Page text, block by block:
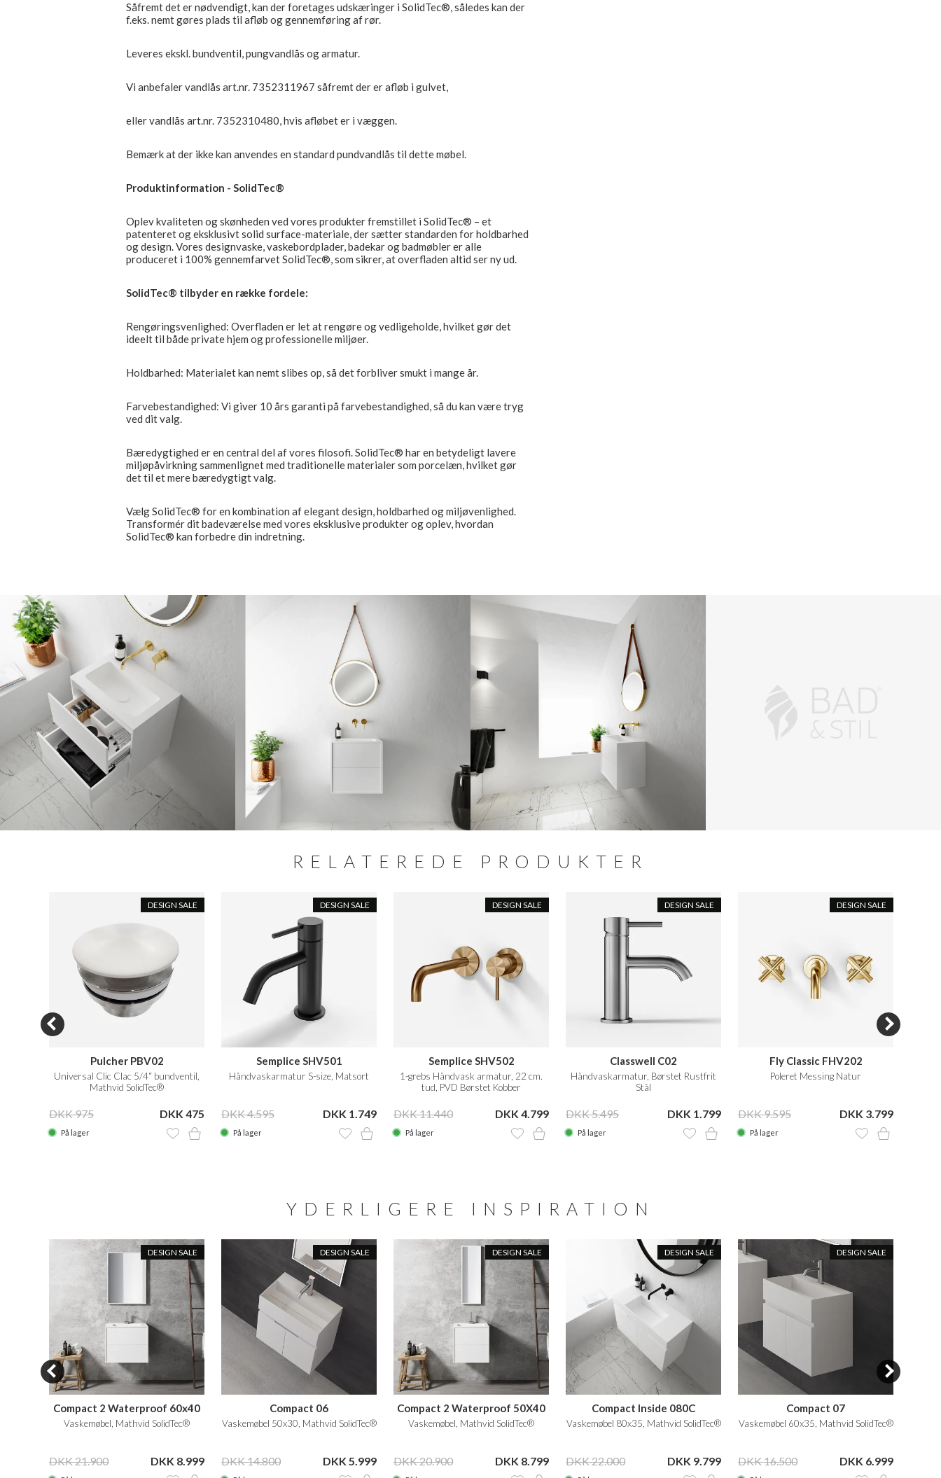
Såfremt det er nødvendigt, kan der foretages udskæringer i SolidTec®, således kan der
f.eks. nemt gøres plads til afløb og gennemføring af rør.
Leveres ekskl. bundventil, pungvandlås og armatur.
Vi anbefaler vandlås art.nr. 7352311967 såfremt der er afløb i gulvet,
eller vandlås art.nr. 7352310480, hvis afløbet er i væggen.
Bemærk at der ikke kan anvendes en standard pundvandlås til dette møbel.
Produktinformation - SolidTec®
Oplev kvaliteten og skønheden ved vores produkter fremstillet i SolidTec® – et
patenteret og eksklusivt solid surface-materiale, der sætter standarden for holdbarhed
og design. Vores designvaske, vaskebordplader, badekar og badmøbler er alle
produceret i 100% gennemfarvet SolidTec®, som sikrer, at overfladen altid ser ny ud.
SolidTec® tilbyder en række fordele:
Rengøringsvenlighed: Overfladen er let at rengøre og vedligeholde, hvilket gør det
ideelt til både private hjem og professionelle miljøer.
Holdbarhed: Materialet kan nemt slibes op, så det forbliver smukt i mange år.
Farvebestandighed: Vi giver 10 års garanti på farvebestandighed, så du kan være tryg
ved dit valg.
Bæredygtighed er en central del af vores filosofi. SolidTec® har en betydeligt lavere
miljøpåvirkning sammenlignet med traditionelle materialer som porcelæn, hvilket gør
det til et mere bæredygtigt valg.
Vælg SolidTec® for en kombination af elegant design, holdbarhed og miljøvenlighed.
Transformér dit badeværelse med vores eksklusive produkter og oplev, hvordan
SolidTec® kan forbedre din indretning.
RELATEREDE PRODUKTER
DESIGN SALE
Pulcher PBV02
Universal Clic Clac 5/4“ bundventil,
Mathvid SolidTec®
DKK 975 DKK 475
På lager
DESIGN SALE
Semplice SHV501
Håndvaskarmatur S-size, Matsort
DKK 4.595 DKK 1.749
På lager
DESIGN SALE
Semplice SHV502
1-grebs Håndvask armatur, 22 cm.
tud, PVD Børstet Kobber
DKK 11.440 DKK 4.799
På lager
DESIGN SALE
Classwell C02
Håndvaskarmatur, Børstet Rustfrit
Stål
DKK 5.495 DKK 1.799
På lager
DESIGN SALE
Fly Classic FHV202
Poleret Messing Natur
DKK 9.595 DKK 3.799
På lager
YDERLIGERE INSPIRATION
DESIGN SALE
Compact 2 Waterproof 60x40
Vaskemøbel, Mathvid SolidTec®
DKK 21.900 DKK 8.999
DESIGN SALE
Compact 06
Vaskemøbel 50x30, Mathvid SolidTec®
DKK 14.800 DKK 5.999
DESIGN SALE
Compact 2 Waterproof 50X40
Vaskemøbel, Mathvid SolidTec®
DKK 20.900 DKK 8.799
DESIGN SALE
Compact Inside 080C
Vaskemøbel 80x35, Mathvid SolidTec®
DKK 22.000 DKK 9.799
DESIGN SALE
Compact 07
Vaskemøbel 60x35, Mathvid SolidTec®
DKK 16.500 DKK 6.999